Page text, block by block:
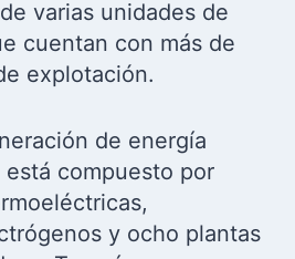
varias unidades de
cuentan con más de
explotación.
de energía
compuesto por
y ocho plantas